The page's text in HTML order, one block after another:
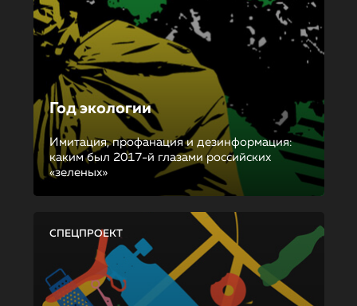
Год экологии
Имитация, профанация и дезинформация:
каким был 2017-й глазами российских
«зеленых»
СПЕЦПРОЕКТ